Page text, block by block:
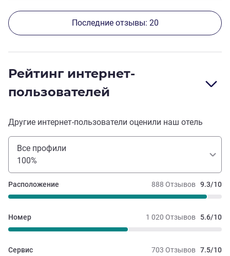
Последние отзывы: 20
Рейтинг интернет-
пользователей
Другие интернет-пользователи оценили наш отель
Все профили
100%
888 Отзывов 9.3/10
Расположение
1 020 Отзывов 5.6/10
Номер
703 Отзывов 7.5/10
Сервис